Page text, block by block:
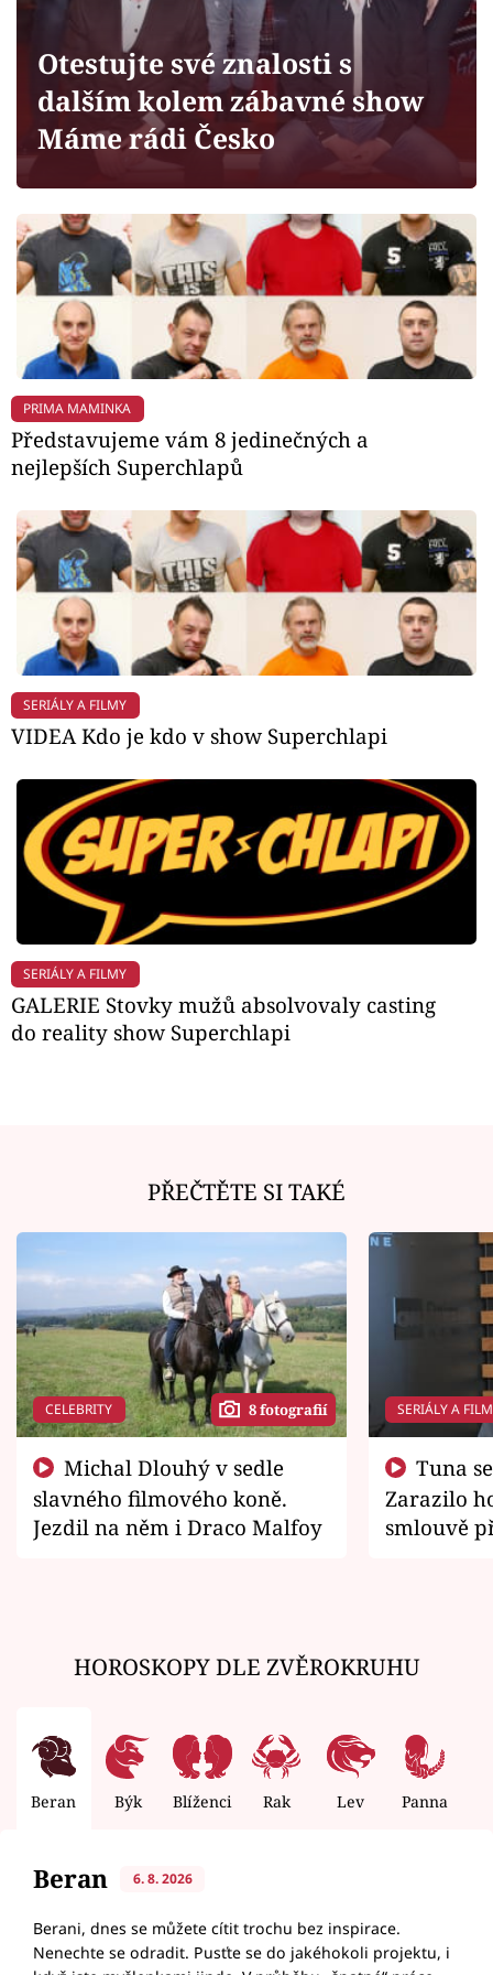
Sledujte prima+
Filmový festival Karlovy Vary
Pořady
Mámy sobě
Přihlášení
Sledujte nás
Otestujte své znalosti s
dalším kolem zábavné show
Máme rádi Česko
PRIMA MAMINKA
Představujeme vám 8 jedinečných a
nejlepších Superchlapů
SERIÁLY A FILMY
VIDEA Kdo je kdo v show Superchlapi
SERIÁLY A FILMY
GALERIE Stovky mužů absolvovaly casting
do reality show Superchlapi
PŘEČTĚTE SI TAKÉ
CELEBRITY 8 fotografií
slavného filmového koně.
Jezdil na něm i Draco Malfoy
SERIÁLY A
Zarazilo
smlouvě
HOROSKOPY DLE ZVĚROKRUHU
Beran Býk Blíženci Rak Lev Panna
Beran 6. 8. 2026
Berani, dnes se můžete cítit trochu bez inspirace.
Nenechte se odradit. Pusťte se do jakéhokoli projektu, i